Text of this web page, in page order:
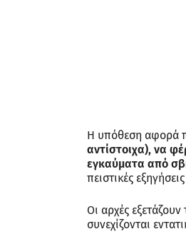
Η υπόθεση αφορά
αντίστοιχα), να
εγκαύματα από
πειστικές
Οι αρχές
συνεχίζονται